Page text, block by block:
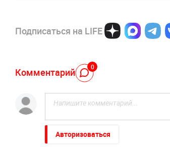
Подписаться на LIFE
Комментарий 0
Авторизоваться